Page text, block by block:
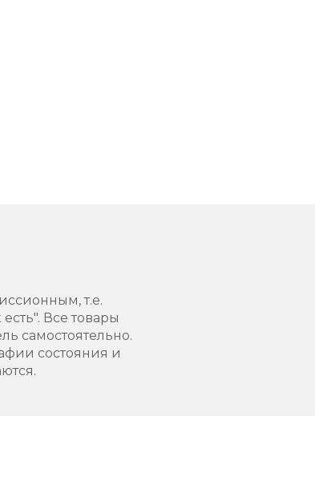
т.е.
Все товары
самостоятельно.
состояния и